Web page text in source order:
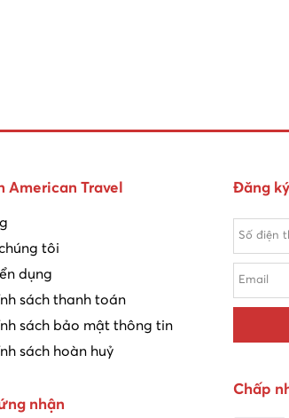
American Travel
tôi
dụng
sách thanh toán
sách bảo mật thông tin
sách hoàn huỷ
nhận
Đăng
Chấp